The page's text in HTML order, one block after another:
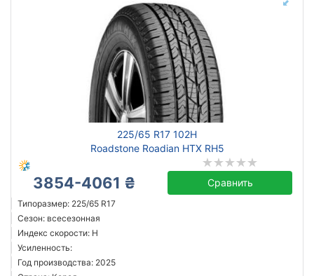
225/65 R17 102H
Roadstone Roadian HTX RH5
3854-4061 ₴ Сравнить
Типоразмер: 225/65 R17
Сезон: всесезонная
Индекс скорости: H
Усиленность:
Год производства: 2025
Тип транспортного средства
Усиленная шина
Год производства
Страна производства
Сбросить